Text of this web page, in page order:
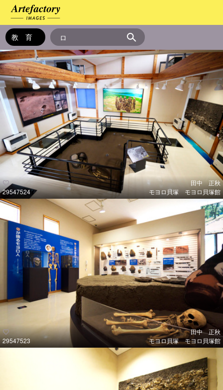
29547524
田中 正秋
モヨロ貝塚 モヨロ貝塚館
29547523
田中 正秋
モヨロ貝塚 モヨロ貝塚館